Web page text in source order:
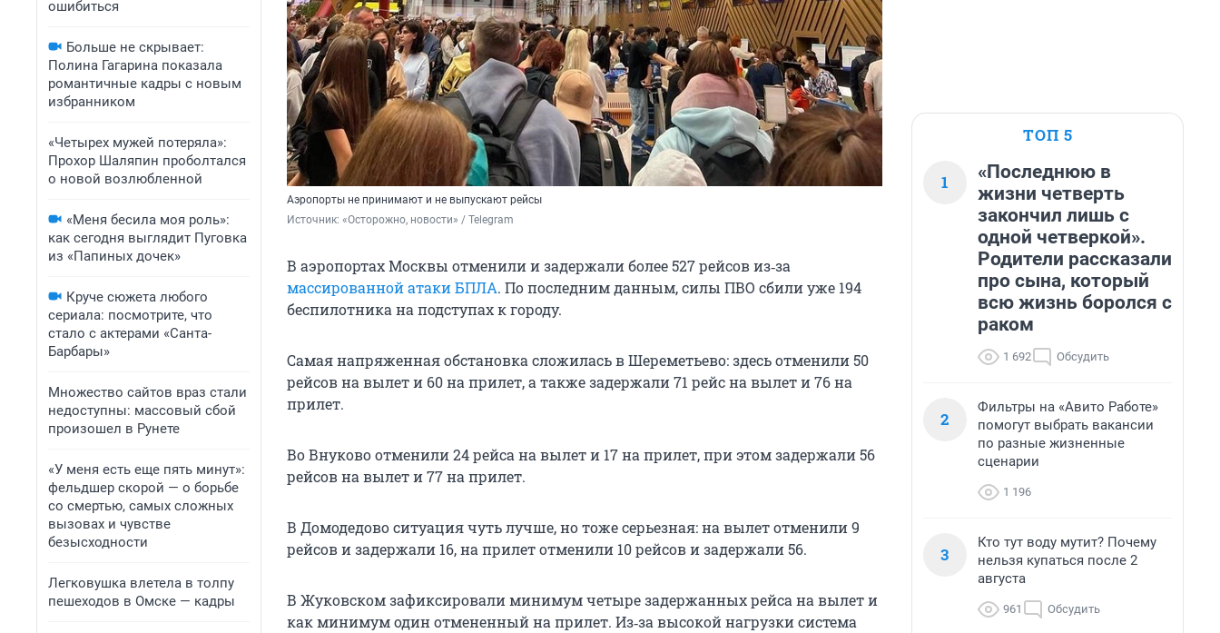
ошибиться
Больше не скрывает:
Полина Гагарина показала
романтичные кадры с новым
избранником
«Четырех мужей потеряла»:
Прохор Шаляпин проболтался
о новой возлюбленной
«Меня бесила моя роль»:
как сегодня выглядит Пуговка
из «Папиных дочек»
Круче сюжета любого
сериала: посмотрите, что
стало с актерами «Санта-
Барбары»
Множество сайтов враз стали
недоступны: массовый сбой
произошел в Рунете
«У меня есть еще пять минут»:
фельдшер скорой — о борьбе
со смертью, самых сложных
вызовах и чувстве
безысходности
Легковушка влетела в толпу
пешеходов в Омске — кадры
Аэропорты не принимают и не выпускают рейсы
Источник: «Осторожно, новости» / Telegram
В аэропортах Москвы отменили и задержали более 527 рейсов из‑за
массированной атаки БПЛА. По последним данным, силы ПВО сбили уже 194
беспилотника на подступах к городу.
Самая напряженная обстановка сложилась в Шереметьево: здесь отменили 50
рейсов на вылет и 60 на прилет, а также задержали 71 рейс на вылет и 76 на
прилет.
Во Внуково отменили 24 рейса на вылет и 17 на прилет, при этом задержали 56
рейсов на вылет и 77 на прилет.
В Домодедово ситуация чуть лучше, но тоже серьезная: на вылет отменили 9
рейсов и задержали 16, на прилет отменили 10 рейсов и задержали 56.
В Жуковском зафиксировали минимум четыре задержанных рейса на вылет и
как минимум один отмененный на прилет. Из‑за высокой нагрузки система
ТОП 5
1
«Последнюю в
жизни четверть
закончил лишь с
одной четверкой».
Родители рассказали
про сына, который
всю жизнь боролся с
раком
1 692 Обсудить
2
Фильтры на «Авито Работе»
помогут выбрать вакансии
по разные жизненные
сценарии
1 196
3
Кто тут воду мутит? Почему
нельзя купаться после 2
августа
961 Обсудить